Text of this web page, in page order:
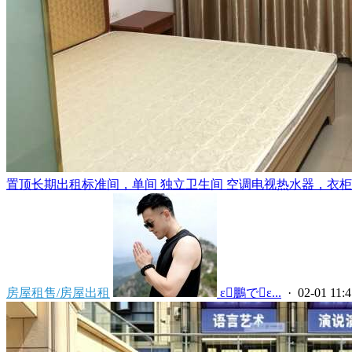
置顶长期出租标准间，单间 独立卫生间 空调电视热水器，衣
房屋租售/房屋出租  ε鵬でε... · 02-01